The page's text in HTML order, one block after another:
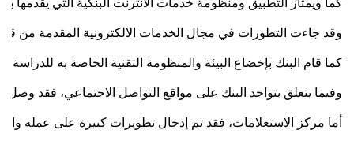
وقد جاءت التطورات في مجال الخدمات الالكترونية المقدمة من قبل
كما قام البنك بإخضاع البيئة والمنظومة التقنية الخاصة به
وفيما يتعلق بتواجد البنك على مواقع التواصل الاجتماعي، فقد وصل عدد متابعي صفحته على "فيسبوك" مثلا الى ما يزيد عن 700 ألف متابع، في حين يحتفظ البنك بصفحة أخرى تحت عنوان "فلسطينية" والتي تهتم بدعم النساء وتعزيز مشاركتها في الحياة الاقتصادية والاجتماعية. حيث تحظى هي الأخرى بمتابعة واسعة وصل عدد داعميها الى ما يزيد عن 50 ألف متابعة
أما مركز الاستعلامات، فقد تم إدخال تطويرات كبيرة على عمله واعتماد نظام دولي متطور خاص ليتم تشغيله بأفضل صورة، كما جرى تعيين كادر له مكون من نحو 20 شخصاً، حيث تقوم منظومة عمله على